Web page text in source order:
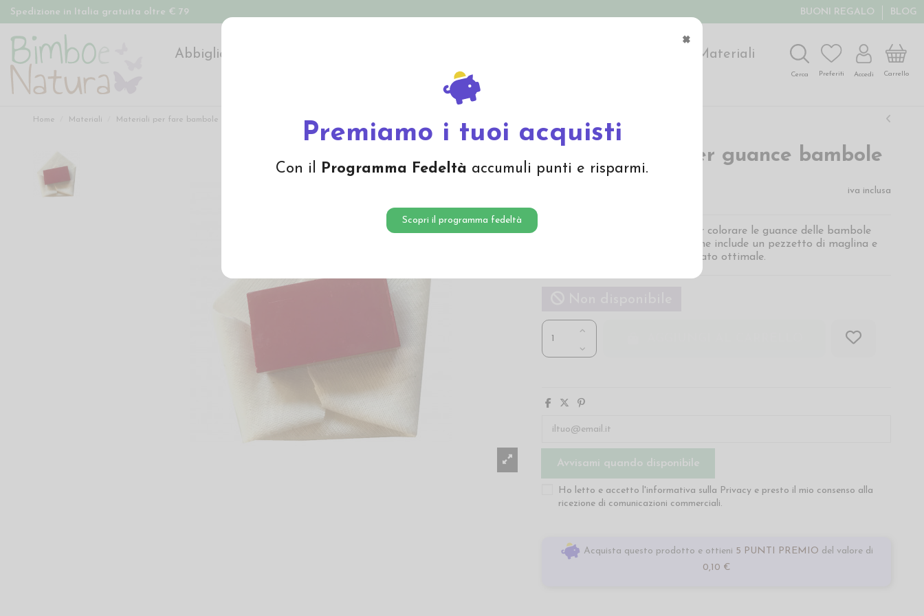
×
Premiamo i tuoi acquisti
Con il Programma Fedeltà accumuli punti e risparmi.
Scopri il programma fedeltà
Spedizione in Italia gratuita oltre € 79 BUONI REGALO BLOG
Abbigliamento
Materiali
Offerte
Cerca Preferiti Accedi Carrello
Home Materiali Materiali per fare bambole Matite per viso bambole
Pastello rosso per guance bambole
iva inclusa
Pastello a cera in blocchetto per colorare le guance delle bambole
Waldorf in tessuto. La confezione include un pezzetto di maglina e
istruzioni illustrate per un risultato ottimale.
Ho letto e accetto l'informativa sulla Privacy e presto il mio consenso alla
ricezione di comunicazioni commerciali.
Acquista questo prodotto e ottieni 5 PUNTI PREMIO del valore di
0,10 €